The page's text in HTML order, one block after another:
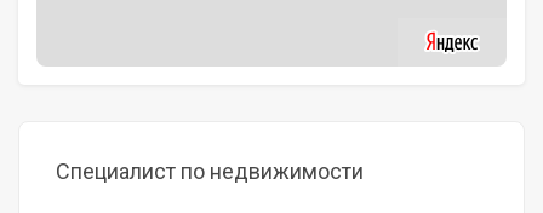
Специалист по недвижимости